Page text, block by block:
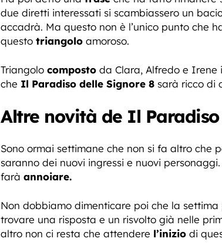
due diretti interessati si scambiassero un
accadrà. Ma questo non è l’unico punto che
questo triangolo amoroso.
Triangolo composto da Clara, Alfredo e Irene
che Il Paradiso delle Signore 8 sarà ricco di
Altre novità de Il
Sono ormai settimane che non si fa altro che
saranno dei nuovi ingressi e nuovi
farà annoiare.
Non dobbiamo dimenticare poi che la settima
trovare una risposta e un risvolto già nelle
altro non ci resta che attendere l’inizio di